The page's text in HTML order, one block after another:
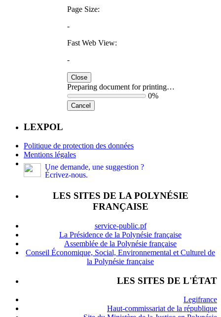
Page Size:
-
Fast Web View:
-
Close
Preparing document for printing…
0%
Cancel
LEXPOL
Politique de protection des données
Mentions légales
Une demande, une suggestion ?
Écrivez-nous.
LES SITES DE LA POLYNÉSIE
FRANÇAISE
service-public.pf
La Présidence de la Polynésie française
Assemblée de la Polynésie française
Conseil Économique, Social, Environnemental et Culturel de
la Polynésie française
LES SITES DE L'ÉTAT
Legifrance
Haut-commissariat de la république